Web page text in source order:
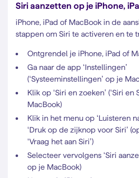
Siri aanzetten op je iPhone,
iPhone, iPad of MacBook in de
stappen om Siri te activeren en te
Ontgrendel je iPhone, iPad of
Ga naar de app ‘Instellingen’
(‘Systeeminstellingen’ op je
Klik op ‘Siri en zoeken’ (‘Siri en
MacBook)
Klik in het menu op ‘Luisteren
‘Druk op de zijknop voor Siri’
‘Vraag het aan Siri’)
Selecteer vervolgens ‘Siri
op je MacBook)